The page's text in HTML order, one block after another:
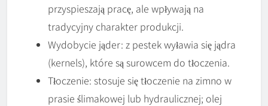
przyspieszają pracę, ale wpływają na
tradycyjny charakter produkcji.
Wydobycie jąder: z pestek wyławia się jądra
(kernels), które są surowcem do tłoczenia.
Tłoczenie: stosuje się tłoczenie na zimno w
prasie ślimakowej lub hydraulicznej; olej